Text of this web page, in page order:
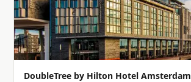
DoubleTree by Hilton Hotel Amsterdam